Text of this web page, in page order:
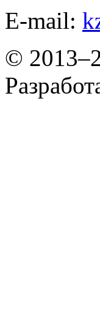
E-mail:
©